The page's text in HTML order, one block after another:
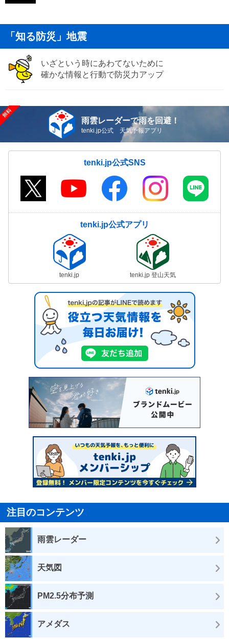
「知る防災」地震
いざという時にあわてないために
確かな情報と行動で防災力アップ
雨雲レーダーで雨を回避！
tenki.jp公式 天気予報アプリ
tenki.jp公式SNS
tenki.jp公式アプリ
tenki.jp tenki.jp 登山天気
注目のコンテンツ
雨雲レーダー
天気図
PM2.5分布予測
アメダス